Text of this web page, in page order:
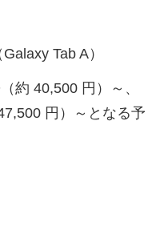
Tab A）
約 40,500 円）～、
円）～となる予